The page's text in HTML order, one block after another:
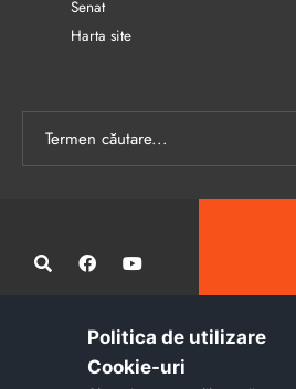
Senat
Harta site
Administrația publică locală
Politica de utilizare
Cookie-uri‎